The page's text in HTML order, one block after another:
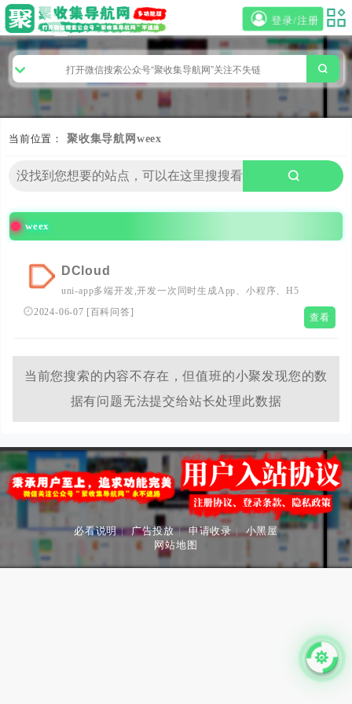
登录/注册
当前位置： 聚收集导航网 weex
weex
DCloud
uni-app多端开发,开发一次同时生成App、小程序、H5
2024-06-07 [百科问答] 查看
当前您搜索的内容不存在，但值班的小聚发现您的数
据有问题无法提交给站长处理此数据
必看说明 | 广告投放 | 申请收录 |
小黑屋
网站地图